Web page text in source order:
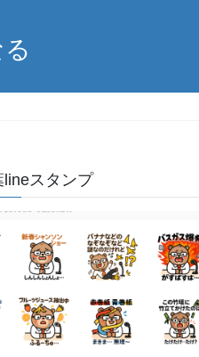
lineスタンプ